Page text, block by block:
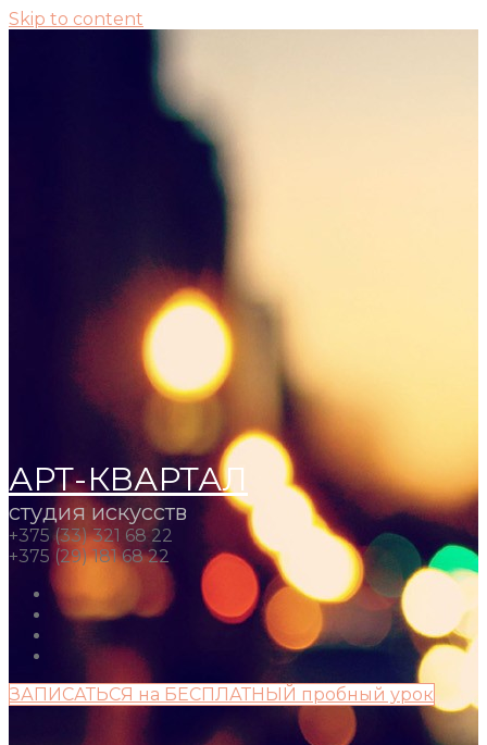
Skip to content
АРТ-КВАРТАЛ
студия искусств
+375 (33) 321 68 22
+375 (29) 181 68 22
ЗАПИСАТЬСЯ на БЕСПЛАТНЫЙ пробный урок